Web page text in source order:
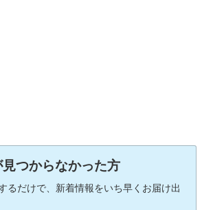
つからなかった方
るだけで、新着情報をいち早くお届け出